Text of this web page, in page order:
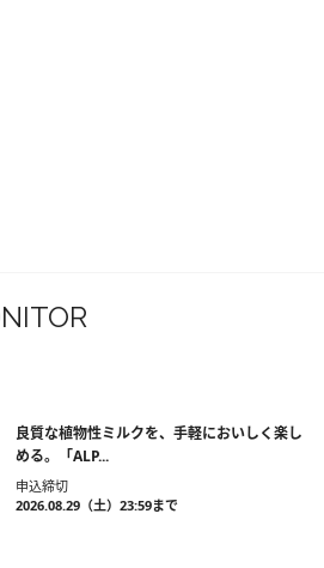
良質な植物性ミルクを、手軽においしく楽し
める。「ALP...
申込締切
2026.08.29（土）23:59まで